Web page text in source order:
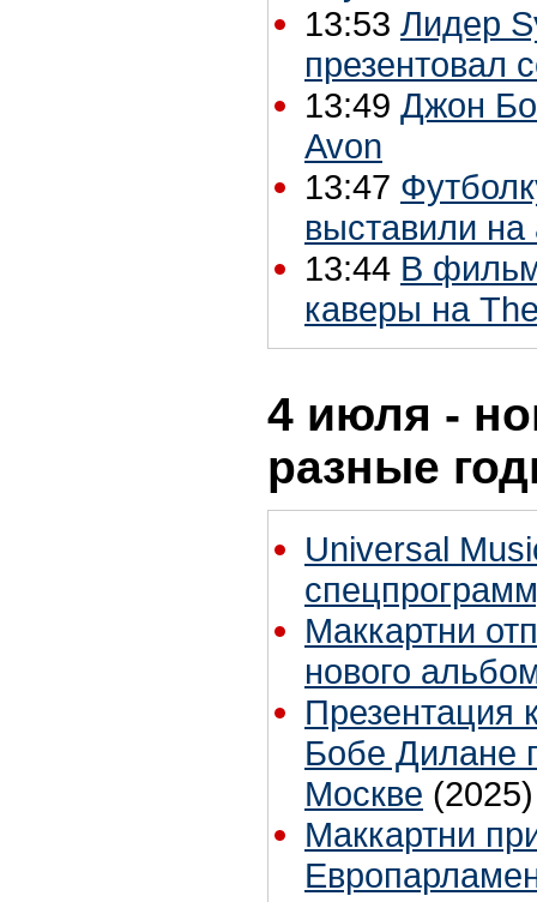
13:53 Лидер
презентовал
13:49 Джон
Avon
13:47
выставили на
13:44 В
каверы на
4 июля -
разные
Universal
Маккартни
нового
Презентация
Бобе Дилане
Москве (2025)
Маккартни